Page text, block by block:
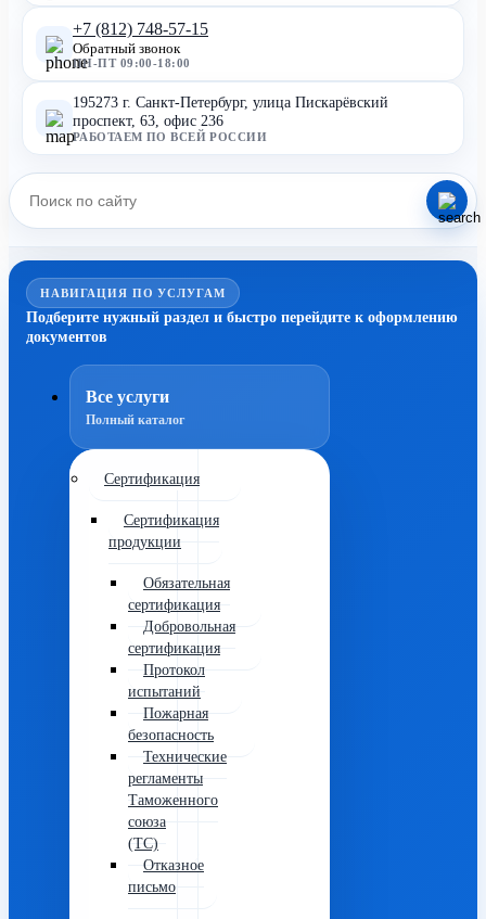
+7 (812) 748-57-15
Обратный звонок
ПН-ПТ 09:00-18:00
195273 г. Санкт-Петербург, улица Пискарёвский
проспект, 63, офис 236
РАБОТАЕМ ПО ВСЕЙ РОССИИ
НАВИГАЦИЯ ПО УСЛУГАМ
Подберите нужный раздел и быстро перейдите к оформлению
документов
Все услуги
Полный каталог
Сертификация
Сертификация
продукции
Обязательная
сертификация
Добровольная
сертификация
Протокол
испытаний
Пожарная
безопасность
Технические
регламенты
Таможенного
союза
(ТС)
Отказное
письмо